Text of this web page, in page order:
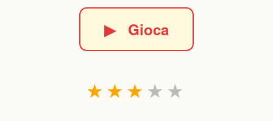
▶Gioca
★
★
★
★
★